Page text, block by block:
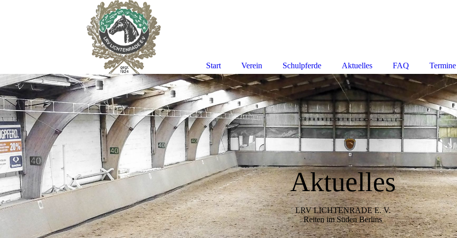
Aktuelles
LRV LICHTENRADE E. V.
Reiten im Süden Berlins
Start Verein Schulpferde Aktuelles FAQ Termine